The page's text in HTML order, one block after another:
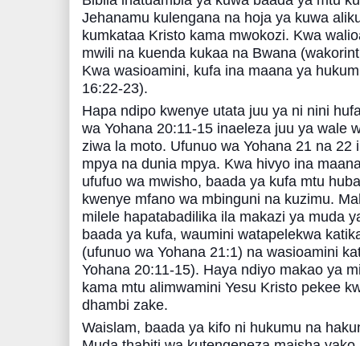
Jehanamu kulengana na hoja ya kuwa
kumkataa Kristo kama mwokozi. Kwa
mwili na kuenda kukaa na Bwana
Kwa wasioamini, kufa ina maana ya
16:22-23).
Hapa ndipo kwenye utata juu ya ni nini
wa Yohana 20:11-15 inaeleza juu ya wale
ziwa la moto. Ufunuo wa Yohana 21 na 22
mpya na dunia mpya. Kwa hivyo ina
ufufuo wa mwisho, baada ya kufa mtu
kwenye mfano wa mbinguni na kuzimu.
milele hapatabadilika ila makazi ya muda
baada ya kufa, waumini watapelekwa
(ufunuo wa Yohana 21:1) na wasioamini
Yohana 20:11-15). Haya ndiyo makao ya
kama mtu alimwamini Yesu Kristo pekee
dhambi zake.
Waislam, baada ya kifo ni hukumu na